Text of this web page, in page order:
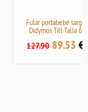
Fular portabebé sarga
Didymos Till Talla 6
89.53€